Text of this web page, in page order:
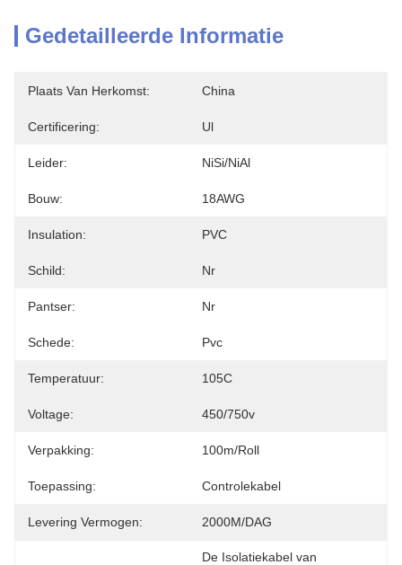
Gedetailleerde Informatie
Plaats Van Herkomst: China
Certificering: Ul
Leider: NiSi/NiAl
Bouw: 18AWG
Insulation: PVC
Schild: Nr
Pantser: Nr
Schede: Pvc
Temperatuur: 105C
Voltage: 450/750v
Verpakking: 100m/roll
Toepassing: Controlekabel
Levering Vermogen: 2000M/DAG
De Isolatiekabel van